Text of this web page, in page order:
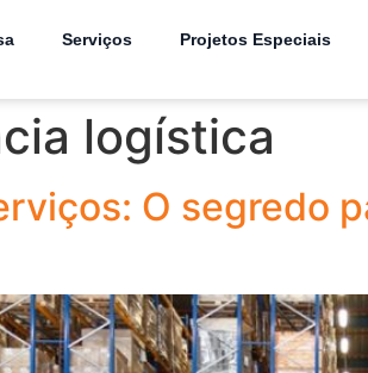
Serviços Projetos Especiais
logística
O segredo